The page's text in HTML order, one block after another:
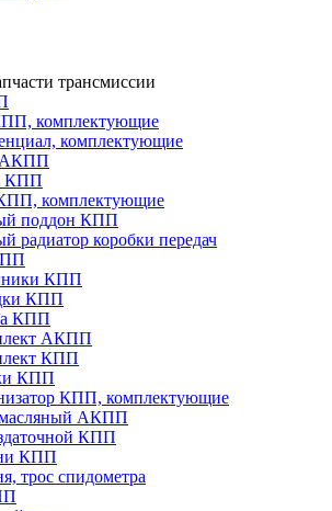
трансмиссии
комплектующие
комплектующие
АКПП
КПП
комплектующие
поддон КПП
радиатор коробки передач
КПП
КПП
КПП
АКПП
КПП
КПП
КПП, комплектующие
АКПП
КПП
КПП
трос спидометра